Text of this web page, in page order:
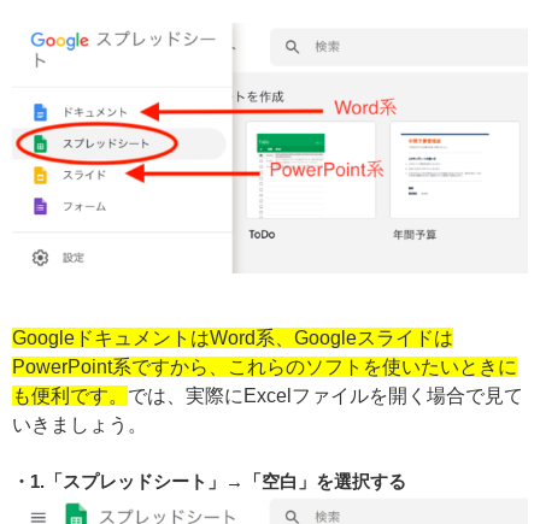
GoogleドキュメントはWord系、Googleスライドは
PowerPoint系ですから、これらのソフトを使いたいときに
も便利です。 では、実際にExcelファイルを開く場合で見て
いきましょう。
1.「スプレッドシート」→「空白」を選択する